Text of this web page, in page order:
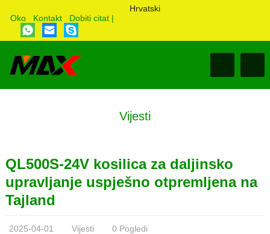
Oko Kontakt Dobiti citat|
Hrvatski
Vijesti
QL500S-24V kosilica za daljinsko
upravljanje uspješno otpremljena na
Tajland
2025-04-01 Vijesti 0 Pogledi